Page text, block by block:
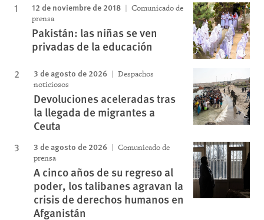
12 de noviembre de 2018
Comunicado de
prensa
Pakistán: las niñas se ven
privadas de la educación
3 de agosto de 2026
Despachos
noticiosos
Devoluciones aceleradas tras
la llegada de migrantes a
Ceuta
3 de agosto de 2026
Comunicado de
prensa
A cinco años de su regreso al
poder, los talibanes agravan la
crisis de derechos humanos en
Afganistán